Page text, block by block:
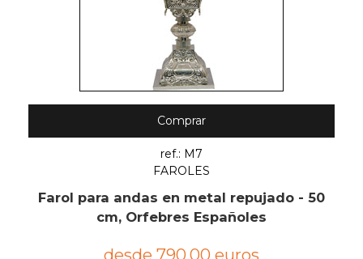
Comprar
ref.: M7
FAROLES
Farol para andas en metal repujado - 50
cm, Orfebres Españoles
desde 790,00 euros